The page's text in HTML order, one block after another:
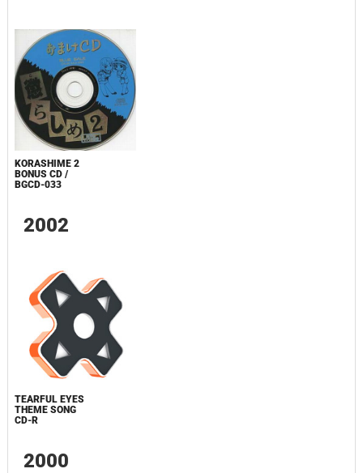
KORASHIME 2
BONUS CD /
BGCD-033
2002
TEARFUL EYES
THEME SONG
CD-R
2000